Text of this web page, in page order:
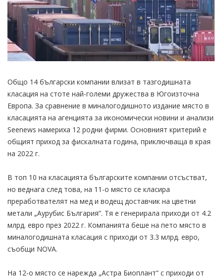
Общо 14 български компании влизат в тазгодишната
класация на стоте най-големи дружества в Югоизточна
Европа. За сравнение в миналогодишното издание място в
класацията на агенцията за икономически новини и анализи
Seenews намериха 12 родни фирми. Основният критерий е
общият приход за фискалната година, приключваща в края
на 2022 г.
В топ 10 на класацията българските компании отсъстват,
но веднага след това, на 11-о място се класира
преработвателят на мед и водещ доставчик на цветни
метали „Аурубис България”. Тя е генерирала приходи от 4.2
млрд. евро през 2022 г. Компанията беше на пето място в
миналогодишната класация с приходи от 3.3 млрд. евро,
съобщи NOVA.
На 12-о място се нарежда „Астра Биоплант“ с приходи от